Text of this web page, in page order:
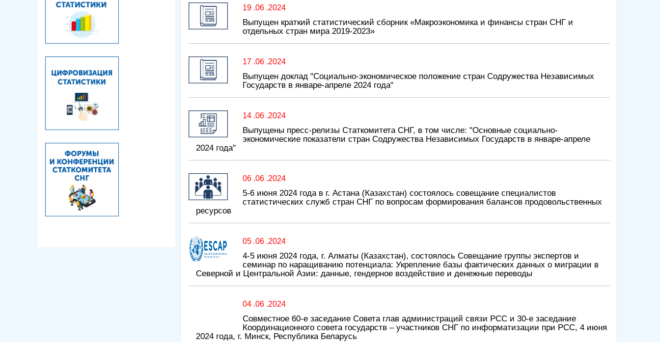
19 .06 .2024
Выпущен краткий статистический сборник «Макроэкономика и финансы стран СНГ и
отдельных стран мира 2019-2023»
17 .06 .2024
Выпущен доклад "Социально-экономическое положение стран Содружества Независимых
Государств в январе-апреле 2024 года"
14 .06 .2024
Выпущены пресс-релизы Статкомитета СНГ, в том числе: "Основные социально-
экономические показатели стран Содружества Независимых Государств в январе-апреле
2024 года"
06 .06 .2024
5-6 июня 2024 года в г. Астана (Казахстан) состоялось совещание специалистов
статистических служб стран СНГ по вопросам формирования балансов продовольственных
ресурсов
05 .06 .2024
4-5 июня 2024 года, г. Алматы (Казахстан), состоялось Совещание группы экспертов и
семинар по наращиванию потенциала: Укрепление базы фактических данных о миграции в
Северной и Центральной Азии: данные, гендерное воздействие и денежные переводы
04 .06 .2024
Совместное 60-е заседание Совета глав администраций связи РСС и 30-е заседание
Координационного совета государств – участников СНГ по информатизации при РСС, 4 июня
2024 года, г. Минск, Республика Беларусь